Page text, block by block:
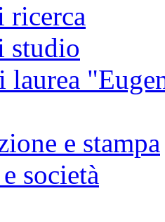
ricerca
studio
laurea
e stampa
società